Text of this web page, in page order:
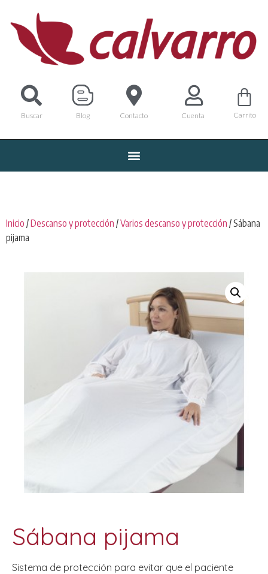
Buscar Blog Contacto Cuenta Carrito
Inicio /Descanso y protección /Varios descanso y protección / Sábana
pijama
Sábana pijama
Sistema de protección para evitar que el paciente